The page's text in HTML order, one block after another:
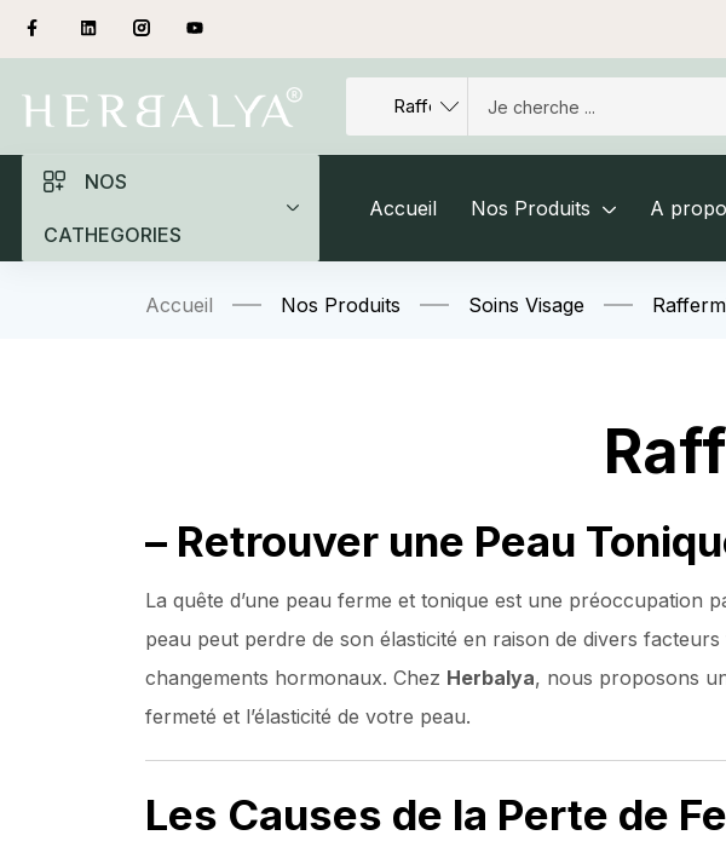
NOS
CATHEGORIES
Accueil Nos Produits A
Accueil Nos Produits Soins Visage
– Retrouver une Peau
La quête d’une peau ferme et tonique est une préoccupation
peau peut perdre de son élasticité en raison de divers
changements hormonaux. Chez Herbalya, nous proposons
fermeté et l’élasticité de votre peau.
Les Causes de la Perte de